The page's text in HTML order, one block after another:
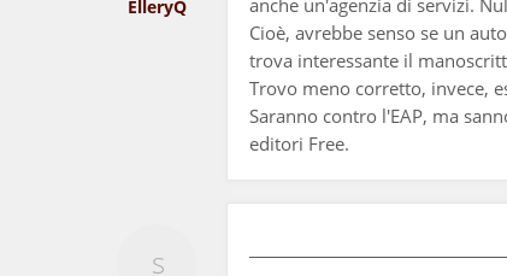
ElleryQ
anche un'agenzia di servizi.
Cioè, avrebbe senso se un
trova interessante il
Trovo meno corretto, invece,
Saranno contro l'EAP, ma
editori Free.